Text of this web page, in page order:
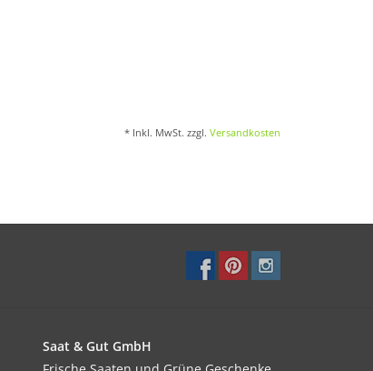
* Inkl. MwSt. zzgl. Versandkosten
Saat & Gut GmbH